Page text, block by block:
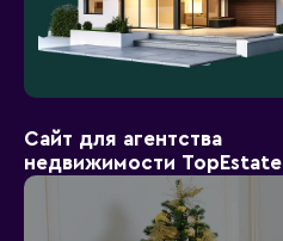
Сайт для агентства
недвижимости TopEstate